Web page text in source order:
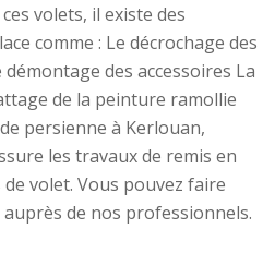
volets, il existe des
comme : Le décrochage des
des accessoires La
de la peinture ramollie
persienne à Kerlouan,
les travaux de remis en
volet. Vous pouvez faire
de nos professionnels.